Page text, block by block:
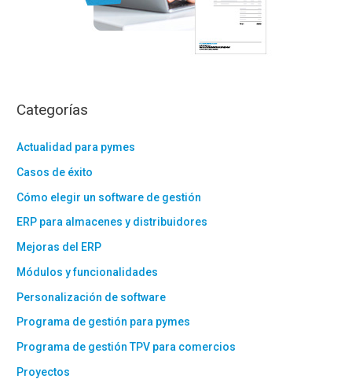
Categorías
Actualidad para pymes
Casos de éxito
Cómo elegir un software de gestión
ERP para almacenes y distribuidores
Mejoras del ERP
Módulos y funcionalidades
Personalización de software
Programa de gestión para pymes
Programa de gestión TPV para comercios
Proyectos